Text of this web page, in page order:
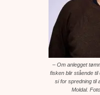
– Om anlegget
fisken blir stående
si for spredning til
Moldal.